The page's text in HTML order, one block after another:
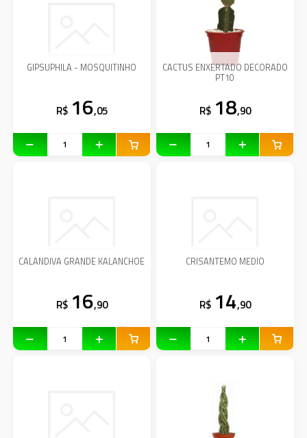
GIPSUPHILA - MOSQUITINHO
R$ 16,05
CACTUS ENXERTADO DECORADO
PT10
R$ 18,90
CALANDIVA GRANDE KALANCHOE
R$ 16,90
CRISANTEMO MEDIO
R$ 14,90